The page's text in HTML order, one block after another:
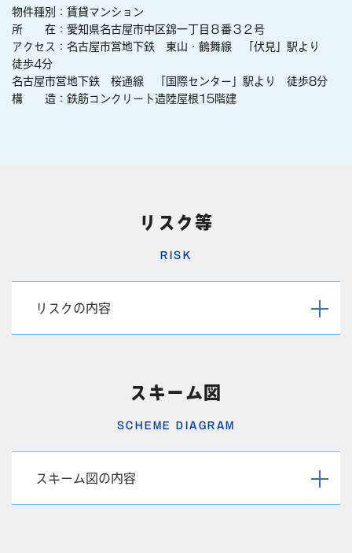
物件種別：賃貸マンション
所 在：愛知県名古屋市中区錦一丁目８番３２号
アクセス：名古屋市営地下鉄 東山・鶴舞線 「伏見」駅より
徒歩4分
名古屋市営地下鉄 桜通線 「国際センター」駅より 徒歩8分
構 造：鉄筋コンクリート造陸屋根15階建
リスク等
RISK
リスクの内容
せん。本商品の運用期間中の収益は確定しているものではないため、
分配金も保証されているものではありません。以下に記載のリスクのほ
出資者の皆様の出資金について元本が損失する恐れがあります。
本事業者が破綻等したことにより事業継続が困難となった場合、本契約
34
スキーム図
SCHEME DIAGRAM
スキーム図の内容